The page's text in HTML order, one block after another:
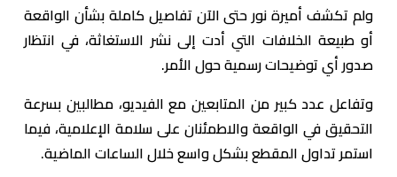
ولم تكشف أميرة نور حتى الآن تفاصيل كاملة بشأن الواقعة
أو طبيعة الخلافات التي أدت إلى نشر الاستغاثة، في انتظار
صدور أي توضيحات رسمية حول الأمر.
وتفاعل عدد كبير من المتابعين مع الفيديو، مطالبين بسرعة
التحقيق في الواقعة والاطمئنان على سلامة الإعلامية، فيما
استمر تداول المقطع بشكل واسع خلال الساعات الماضية.